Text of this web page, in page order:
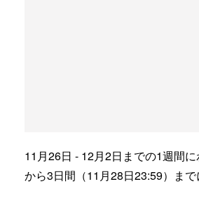
11月26日 - 12月2日までの1週間
から3日間（11月28日23:59）ま